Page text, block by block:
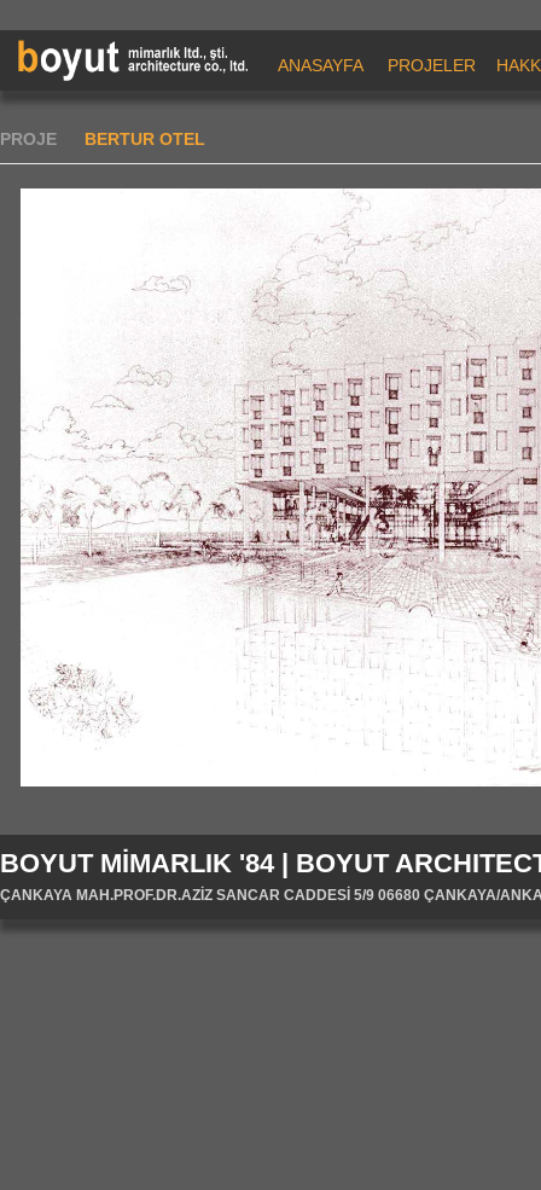
ANASAYFA PROJELER
PROJE BERTUR OTEL
BOYUT MİMARLIK '84 | BOYUT
ÇANKAYA MAH.PROF.DR.AZİZ SANCAR CADDESİ 5/9 06680 ÇANKAYA/